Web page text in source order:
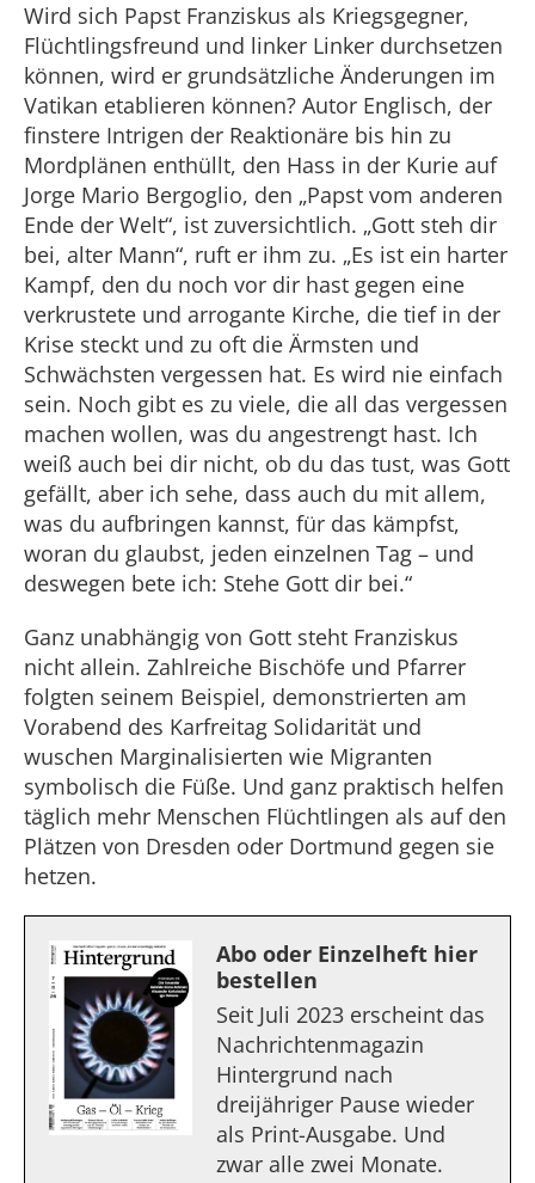
Wird sich Papst Franziskus als Kriegsgegner,
Flüchtlingsfreund und linker Linker durchsetzen
können, wird er grundsätzliche Änderungen im
Vatikan etablieren können? Autor Englisch, der
finstere Intrigen der Reaktionäre bis hin zu
Mordplänen enthüllt, den Hass in der Kurie auf
Jorge Mario Bergoglio, den „Papst vom anderen
Ende der Welt“, ist zuversichtlich. „Gott steh dir
bei, alter Mann“, ruft er ihm zu. „Es ist ein harter
Kampf, den du noch vor dir hast gegen eine
verkrustete und arrogante Kirche, die tief in der
Krise steckt und zu oft die Ärmsten und
Schwächsten vergessen hat. Es wird nie einfach
sein. Noch gibt es zu viele, die all das vergessen
machen wollen, was du angestrengt hast. Ich
weiß auch bei dir nicht, ob du das tust, was Gott
gefällt, aber ich sehe, dass auch du mit allem,
was du aufbringen kannst, für das kämpfst,
woran du glaubst, jeden einzelnen Tag – und
deswegen bete ich: Stehe Gott dir bei.“
Ganz unabhängig von Gott steht Franziskus
nicht allein. Zahlreiche Bischöfe und Pfarrer
folgten seinem Beispiel, demonstrierten am
Vorabend des Karfreitag Solidarität und
wuschen Marginalisierten wie Migranten
symbolisch die Füße. Und ganz praktisch helfen
täglich mehr Menschen Flüchtlingen als auf den
Plätzen von Dresden oder Dortmund gegen sie
hetzen.
Abo oder Einzelheft hier
bestellen
Seit Juli 2023 erscheint das
Nachrichtenmagazin
Hintergrund nach
dreijähriger Pause wieder
als Print-Ausgabe. Und
zwar alle zwei Monate.